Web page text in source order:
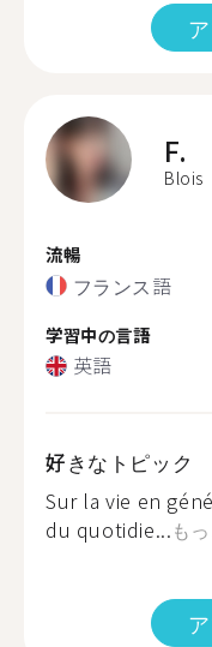
F.
Blois
流暢
フランス語
学習中の言語
英語
好きなトピック
Sur la vie en
du quotidie...も